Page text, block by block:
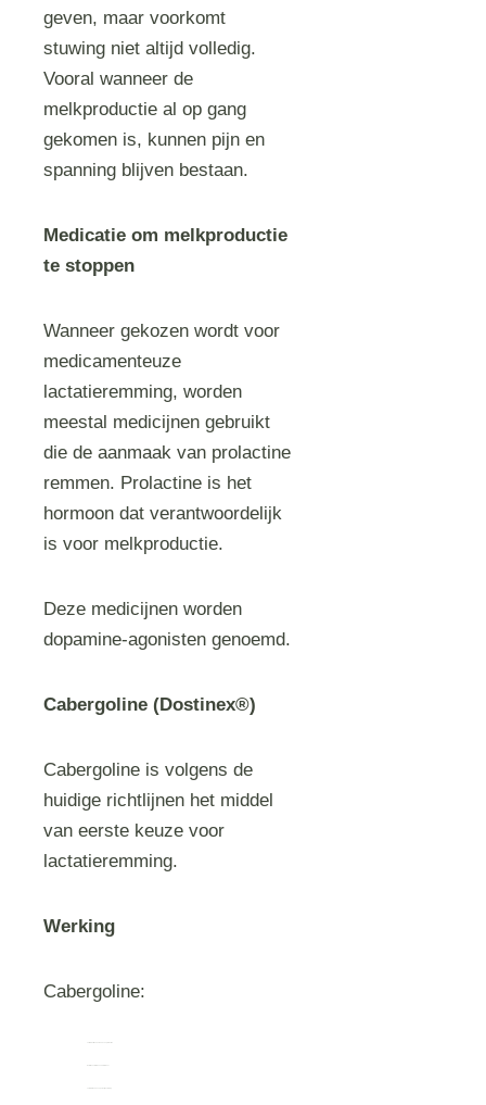
geven, maar voorkomt
stuwing niet altijd volledig.
Vooral wanneer de
melkproductie al op gang
gekomen is, kunnen pijn en
spanning blijven bestaan.
Medicatie om melkproductie
te stoppen
Wanneer gekozen wordt voor
medicamenteuze
lactatieremming, worden
meestal medicijnen gebruikt
die de aanmaak van prolactine
remmen. Prolactine is het
hormoon dat verantwoordelijk
is voor melkproductie.
Deze medicijnen worden
dopamine-agonisten genoemd.
Cabergoline (Dostinex®)
Cabergoline is volgens de
huidige richtlijnen het middel
van eerste keuze voor
lactatieremming.
Werking
Cabergoline: